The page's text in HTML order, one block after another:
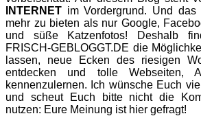
INTERNET im Vordergrund. Und
mehr zu bieten als nur Google,
und süße Katzenfotos! Deshalb
FRISCH-GEBLOGGT.DE die
lassen, neue Ecken des riesigen
entdecken und tolle Webseiten,
kennenzulernen. Ich wünsche Euch
und scheut Euch bitte nicht die
nutzen: Eure Meinung ist hier gefragt!